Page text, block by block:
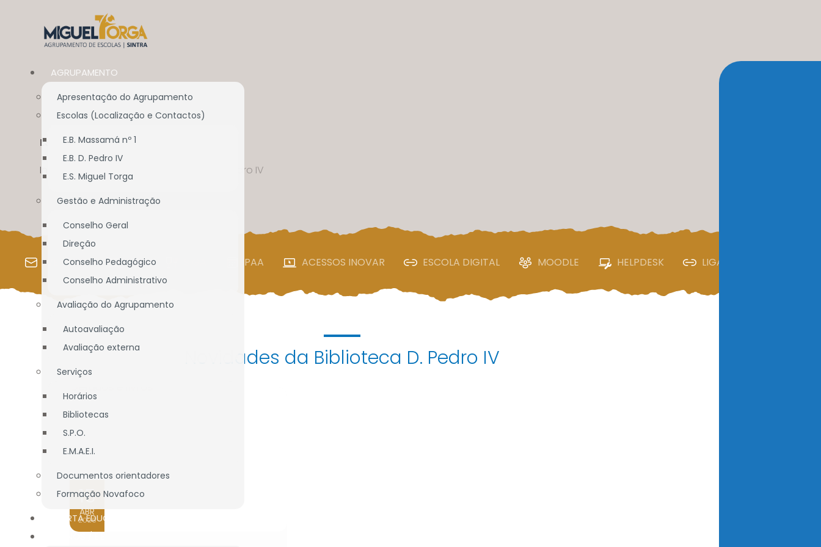
AGRUPAMENTO
Apresentação do Agrupamento
Escolas (Localização e Contactos)
E.B. Massamá nº 1
E.B. D. Pedro IV
E.S. Miguel Torga
Gestão e Administração
Conselho Geral
Direção
Conselho Pedagógico
Conselho Administrativo
Avaliação do Agrupamento
Autoavaliação
Avaliação externa
Serviços
Horários
Bibliotecas
S.P.O.
E.M.A.E.I.
Documentos orientadores
Formação Novafoco
OFERTA EDUCATIVA
ESCOLA BÁSICA D. PEDRO IV
Início // Biblioteca Escola Básica D. Pedro IV
WEBMAIL SIGE PAA ACESSOS INOVAR ESCOLA DIGITAL MOODLE HELPDESK LIGAÇÕES ÚTEIS
Novidades da Biblioteca D. Pedro IV
15
ABR
2026